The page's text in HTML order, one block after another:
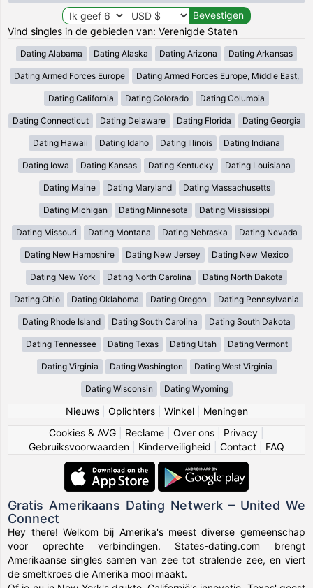
Vind singles in de gebieden van: Verenigde Staten
Dating Alabama Dating Alaska Dating Arizona Dating Arkansas
Dating Armed Forces Europe Dating Armed Forces Europe, Middle East,
Dating California Dating Colorado Dating Columbia
Dating Connecticut Dating Delaware Dating Florida Dating Georgia
Dating Hawaii Dating Idaho Dating Illinois Dating Indiana
Dating Iowa Dating Kansas Dating Kentucky Dating Louisiana
Dating Maine Dating Maryland Dating Massachusetts
Dating Michigan Dating Minnesota Dating Mississippi
Dating Missouri Dating Montana Dating Nebraska Dating Nevada
Dating New Hampshire Dating New Jersey Dating New Mexico
Dating New York Dating North Carolina Dating North Dakota
Dating Ohio Dating Oklahoma Dating Oregon Dating Pennsylvania
Dating Rhode Island Dating South Carolina Dating South Dakota
Dating Tennessee Dating Texas Dating Utah Dating Vermont
Dating Virginia Dating Washington Dating West Virginia
Dating Wisconsin Dating Wyoming
Nieuws| Oplichters| Winkel| Meningen
Cookies & AVG
Reclame Over ons Privacy
Gebruiksvoorwaarden
Kinderveiligheid Contact FAQ
Gratis Amerikaans Dating Netwerk – United We
Connect
Hey there! Welkom bij Amerika's meest diverse gemeenschap
voor oprechte verbindingen. States-dating.com brengt
Amerikaanse singles samen van zee tot stralende zee, en viert
de smeltkroes die Amerika mooi maakt.